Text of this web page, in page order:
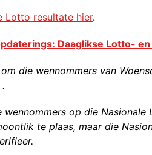
Lotto resultate hier.
Daaglikse Lotto-
die wennommers van
.
op die
te plaas, maar die